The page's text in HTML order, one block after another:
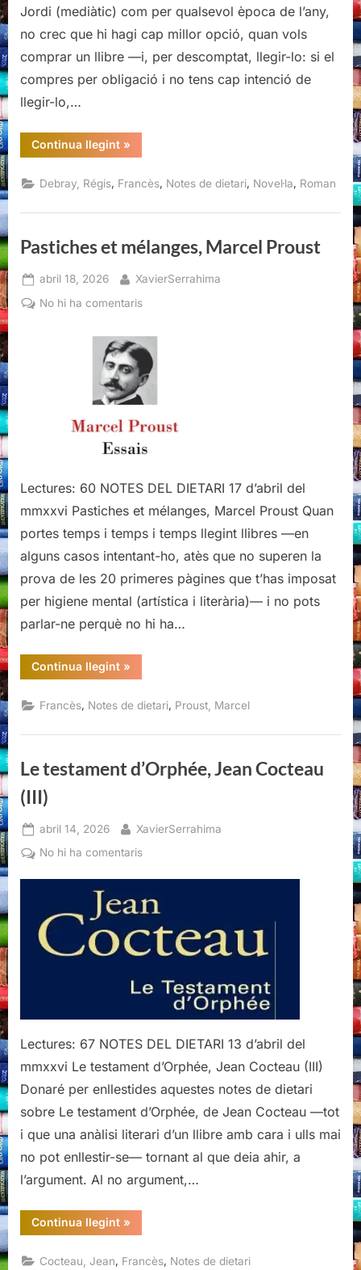
Jordi (mediàtic) com per qualsevol època de l’any,
no crec que hi hagi cap millor opció, quan vols
comprar un llibre —i, per descomptat, llegir-lo: si el
compres per obligació i no tens cap intenció de
llegir-lo,…
Continua llegint“La
Niege
Regis
Debray
»
Debray, Régis, Francès, Notes de dietari, Novel·la, Roman
Pastiches et mélanges, Marcel Proust
Posted
on
abril 18, 2026 By
XavierSerrahima
No hi ha comentarisa
et
mélanges,
Marcel
Lectures: 60 NOTES DEL DIETARI 17 d’abril del
mmxxvi Pastiches et mélanges, Marcel Proust Quan
portes temps i temps i temps llegint llibres —en
alguns casos intentant-ho, atès que no superen la
prova de les 20 primeres pàgines que t’has imposat
per higiene mental (artística i literària)— i no pots
parlar-ne perquè no hi ha…
Continua llegint“Pastiches
et
Marcel
Proust”
»
Francès Notes de dietari Proust, Marcel
Le testament d’Orphée, Jean Cocteau
(III)
Posted
on
abril 14, 2026 By
XavierSerrahima
No hi ha comentarisa
d’Orphée,
Jean
Cocteau
Lectures: 67 NOTES DEL DIETARI 13 d’abril del
mmxxvi Le testament d’Orphée, Jean Cocteau (III)
Donaré per enllestides aquestes notes de dietari
sobre Le testament d’Orphée, de Jean Cocteau —tot
i que una anàlisi literari d’un llibre amb cara i ulls mai
no pot enllestir-se— tornant al que deia ahir, a
l’argument. Al no argument,…
Continua llegint“Le
testament
Jean
Cocteau
»
Cocteau, Jean Francès Notes de dietari